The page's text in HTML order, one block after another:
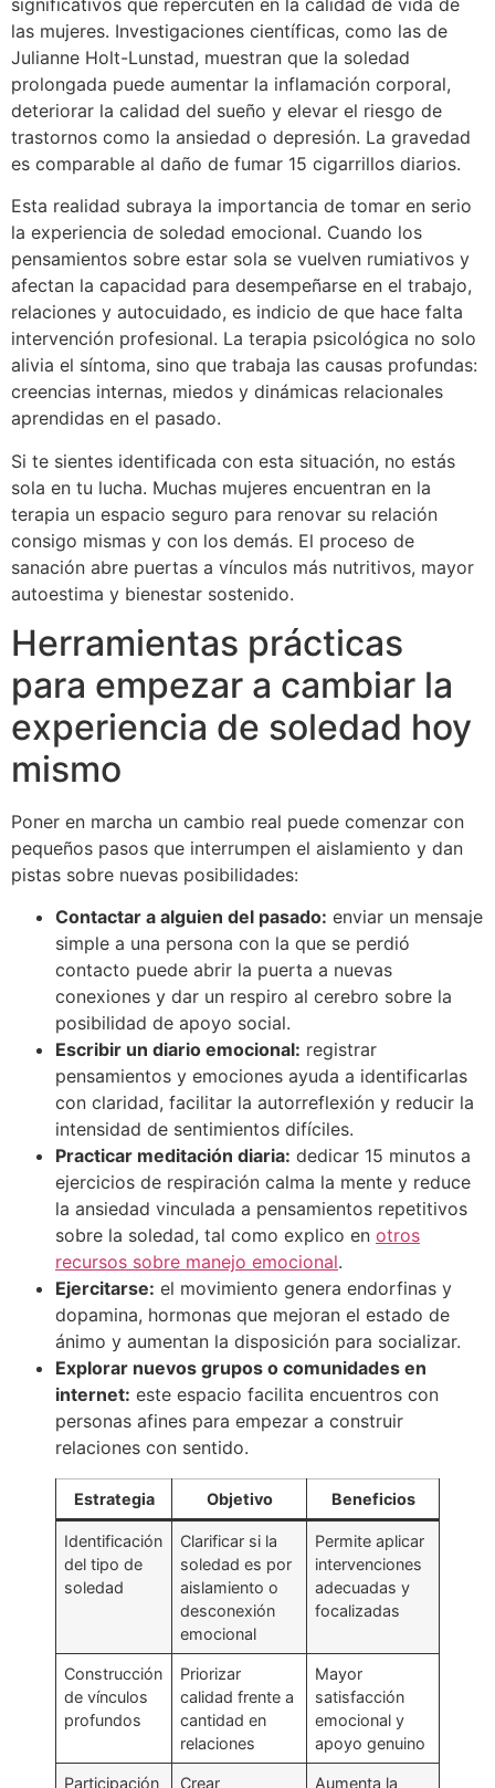
las mujeres. Investigaciones científicas, como las de
Julianne Holt-Lunstad, muestran que la soledad
prolongada puede aumentar la inflamación corporal,
deteriorar la calidad del sueño y elevar el riesgo de
trastornos como la ansiedad o depresión. La gravedad
es comparable al daño de fumar 15 cigarrillos diarios.
Esta realidad subraya la importancia de tomar en serio
la experiencia de soledad emocional. Cuando los
pensamientos sobre estar sola se vuelven rumiativos y
afectan la capacidad para desempeñarse en el trabajo,
relaciones y autocuidado, es indicio de que hace falta
intervención profesional. La terapia psicológica no solo
alivia el síntoma, sino que trabaja las causas profundas:
creencias internas, miedos y dinámicas relacionales
aprendidas en el pasado.
Si te sientes identificada con esta situación, no estás
sola en tu lucha. Muchas mujeres encuentran en la
terapia un espacio seguro para renovar su relación
consigo mismas y con los demás. El proceso de
sanación abre puertas a vínculos más nutritivos, mayor
autoestima y bienestar sostenido.
Herramientas prácticas
para empezar a cambiar la
experiencia de soledad hoy
mismo
Poner en marcha un cambio real puede comenzar con
pequeños pasos que interrumpen el aislamiento y dan
pistas sobre nuevas posibilidades:
Contactar a alguien del pasado: enviar un mensaje
simple a una persona con la que se perdió
contacto puede abrir la puerta a nuevas
conexiones y dar un respiro al cerebro sobre la
posibilidad de apoyo social.
Escribir un diario emocional: registrar
pensamientos y emociones ayuda a identificarlas
con claridad, facilitar la autorreflexión y reducir la
intensidad de sentimientos difíciles.
Practicar meditación diaria: dedicar 15 minutos a
ejercicios de respiración calma la mente y reduce
la ansiedad vinculada a pensamientos repetitivos
sobre la soledad, tal como explico en otros
recursos sobre manejo emocional.
Ejercitarse: el movimiento genera endorfinas y
dopamina, hormonas que mejoran el estado de
ánimo y aumentan la disposición para socializar.
Explorar nuevos grupos o comunidades en
internet: este espacio facilita encuentros con
personas afines para empezar a construir
relaciones con sentido.
Estrategia Objetivo Beneficios
Identificación
del tipo de
soledad
Clarificar si la
soledad es por
aislamiento o
desconexión
emocional
Permite aplicar
intervenciones
adecuadas y
focalizadas
Construcción
de vínculos
profundos
Priorizar
calidad frente a
cantidad en
relaciones
Mayor
satisfacción
emocional y
apoyo genuino
Participación
Crear
Aumenta la